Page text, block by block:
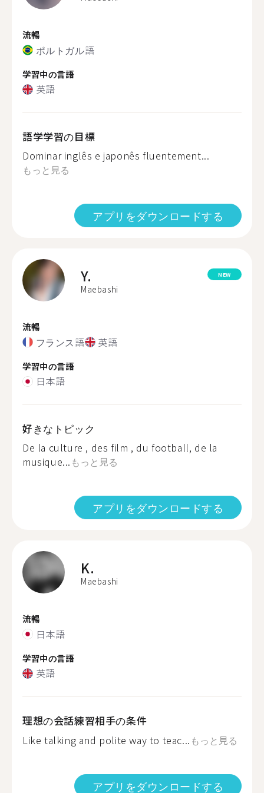
流暢
ポルトガル語
学習中の言語
英語
語学学習の目標
Dominar inglês e japonês fluentement...
もっと見る
アプリをダウンロードする
Y.
Maebashi
NEW
流暢
フランス語 英語
学習中の言語
日本語
好きなトピック
De la culture , des film , du football, de la
musique... もっと見る
アプリをダウンロードする
K.
Maebashi
流暢
日本語
学習中の言語
英語
理想の会話練習相手の条件
Like talking and polite way to teac... もっと見る
アプリをダウンロードする